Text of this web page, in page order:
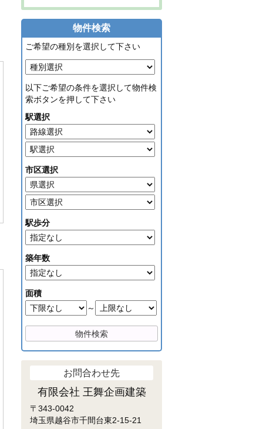
物件検索
ご希望の種別を選択して下さい
以下ご希望の条件を選択して物件検
索ボタンを押して下さい
駅選択
市区選択
駅歩分
築年数
面積
～
お問合わせ先
有限会社 王舞企画建築
〒343-0042
埼玉県越谷市千間台東2-15-21